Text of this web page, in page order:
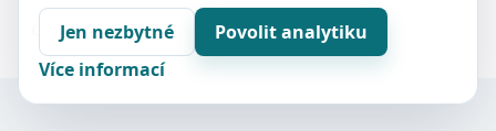
Ochrana soukromí
Sitemap
Jen nezbytné
Povolit analytiku
Více informací